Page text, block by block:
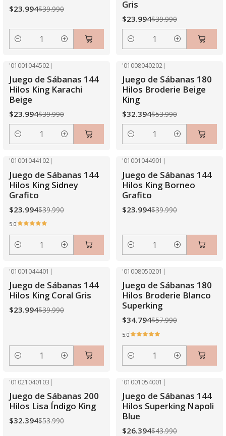
$23.994$39.990
Cantidad
Gris
$23.994$39.990
Cantidad
'01001044502|
Juego de Sábanas 144
Hilos King Karachi
Beige
$23.994$39.990
Cantidad
'01008040202|
Juego de Sábanas 180
Hilos Broderie Beige
King
$32.394$53.990
Cantidad
'01001044102|
Juego de Sábanas 144
Hilos King Sidney
Grafito
$23.994$39.990
5.0
Cantidad
'01001044901 |
Juego de Sábanas 144
Hilos King Borneo
Grafito
$23.994$39.990
Cantidad
'01001044401 |
Juego de Sábanas 144
Hilos King Coral Gris
$23.994$39.990
Cantidad
'01008050201 |
Juego de Sábanas 180
Hilos Broderie Blanco
Superking
$34.794$57.990
5.0
Cantidad
'01021040103 |
Juego de Sábanas 200
Hilos Lisa Índigo King
$32.394$53.990
Agotado
'01001054001 |
Juego de Sábanas 144
Hilos Superking Napoli
Blue
$26.394$43.990